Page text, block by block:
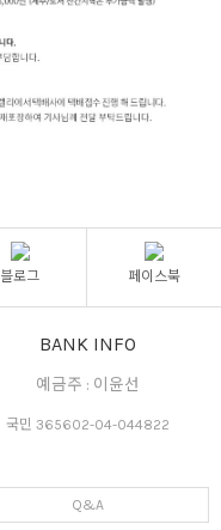
블로그 페이스북
BANK INFO
예금주 : 이윤선
국민 365602-04-044822
Q&A